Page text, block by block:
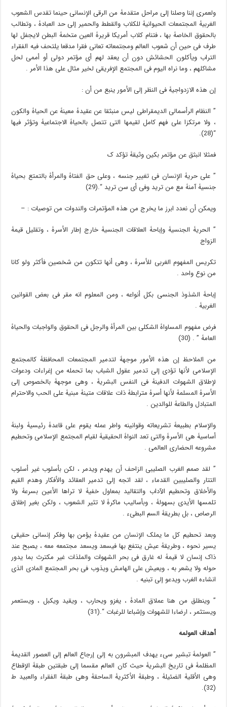
ولعمری إننا وصلنا إلى مراحل متقدمۀ من الرقی الإنسانی حینما تقدس الشعوب
الغربیۀ المجتمعات الحیوانیۀ للکلاب والقطط والحمیر إلى حد العبادۀ ، وتطالب
بالحقوق الخاصۀ بها ، فتنام کلاب أمریکا قریرۀ العین متخمۀ البطن لایجفل لها
طرف فی حین أن شعوب العالم ومجتمعاته تعانی فقرا مدقعا یلتحف فیه الفقراء
التراب ویأکلون الحشائش دون أن یعقد لهم أی مؤتمر دولی أو أممی لحل
مشاکلهم ، وما نراه الیوم فی المجتمع الإفریقی لخیر مثال على هذا الأمر .
إن هذه الازدواجیۀ فی النظر إلى الأمور ینبع من أن :
” النظام الرأسمالی الدیمقراطی لیس منبثقا عن عقیدۀ معینۀ عن الحیاۀ والکون
، ولا مرتکزا على فهم کامل لقیمها التی تتصل بالحیاۀ الاجتماعیۀ وتؤثر فیها
“(28).
فمثلا انبثق عن مؤتمر بکین وثیقۀ تؤکد ک
” على حریۀ الإنسان فی تغییر جنسه ، وعلى حق الفتاۀ والمرأۀ بالتمتع بحیاۀ
جنسیۀ آمنۀ مع من ترید وفی أی سن ترید “.(29)
ویمکن أن نعدد ابرز ما یخرج من هذه المؤتمرات والندوات من توصیات : –
” الحریۀ الجنسیۀ وإباحۀ العلاقات الجنسیۀ خارج إطار الأسرۀ ، وتقلیل قیمۀ
الزواج
تکریس المفهوم الغربی للأسرۀ ، وهی أنها تتکون من شخصین فأکثر ولو کانا
من نوع واحد .
إباحۀ الشذوذ الجنسی بکل أنواعه ، ومن المعلوم انه مقر فی بعض القوانین
الغربیۀ .
فرض مفهوم المساواۀ الشکلی بین المرأۀ والرجل فی الحقوق والواجبات والحیاۀ
العامۀ ” . (30)
من الملاحظ إن هذه الأمور موجهۀ لتدمیر المجتمعات المحافظۀ کالمجتمع
الإسلامی لأنها تؤدی إلى تدمیر عقول الشباب بما تحمله من إغراءات ودعوات
لإطلاق الشهوات الدفینۀ فی النفس البشریۀ ، وهی موجهۀ بالخصوص إلى
الأسرۀ المسلمۀ لأنها أسرۀ مترابطۀ ذات علاقات متینۀ مبنیۀ على الحب والاحترام
المتبادل والطاعۀ للوالدین .
والإسلام بطبیعۀ تشریعاته وقوانینه واطر عمله یقوم على قاعدۀ رئیسیۀ ولبنۀ
أساسیۀ هی الأسرۀ والتی تعد النواۀ الحقیقیۀ لقیام المجتمع الإسلامی وتحطیم
مشروعه الحضاری العالمی .
” لقد صمم الغرب الصلیبی الزاحف أن یهدم ویدمر ، لکن بأسلوب غیر أسلوب
التتار والصلیبین القدماء ، لقد اتجه إلى تدمیر العقائد والأفکار وهدم القیم
والأخلاق وتحطیم الآداب والتقالید بمعاول خفیۀ لا تراها الأعین بسرعۀ ولا
تلمسها الأیدی بسهولۀ ، وبأسالیب ماکرۀ لا تثیر الشعوب ، ولکن بغیر إطلاق
الرصاص ، بل بطریقۀ السم البطیء .
وبعد تحطیم کل ما یملک الإنسان من عقیدۀ یؤمن بها وفکر إنسانی حقیقی
یسیر نحوه ، وطریقۀ عیش ینتفع بها فیسعد ویسعد مجتمعه معه ، یصبح عند
ذاک إنسان لا قیمۀ له غارق فی بحر الشهوات والملذات غیر مکترث بما یدور
حوله ولا یشعر به ، ویعیش على الهامش ویذوب فی بحر المجتمع المادی الذی
انشاءه الغرب ویدعو إلى تبنیه .
” وینطلق من هنا عملاق المادۀ ، یغزو ویحارب ، ویقید ویکبل ، ویستعمر
ویستثمر ، ارضاءا للشهوات وإشباعا للرغبات “.(31)
أهداف العولمۀ
” العولمۀ تبشیر سیء یهدف المبشرون به إلى إرجاع العالم إلى العصور القدیمۀ
المظلمۀ فی تاریخ البشریۀ حیث کان العالم مقسما إلى طبقتین طبقۀ الإقطاع
وهی الأقلیۀ الضئیلۀ ، وطبقۀ الأکثریۀ الساحقۀ وهی طبقۀ الفقراء والعبید ط
(32).